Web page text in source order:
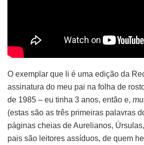
O exemplar que li é uma edição da
assinatura do meu pai na folha de
de 1985 – eu tinha 3 anos, então e,
(estas são as três primeiras palavras
páginas cheias de Aurelianos,
pais são leitores assíduos, de quem